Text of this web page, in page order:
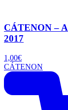
CÁTENON –
2017
1,00€
CÁTENON